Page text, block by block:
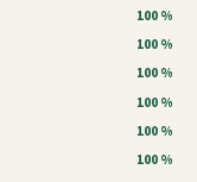
100 %
100 %
100 %
100 %
100 %
100 %